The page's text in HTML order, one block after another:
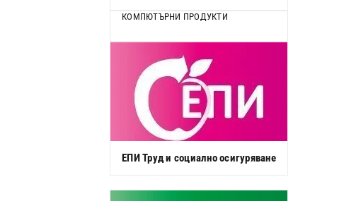
КОМПЮТЪРНИ ПРОДУКТИ
ЕПИ Труд и социално осигуряване